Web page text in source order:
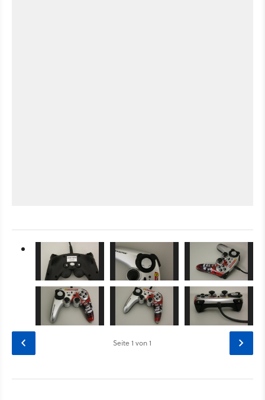
Seite1 von 1